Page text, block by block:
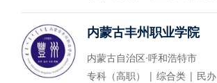
内蒙古丰州职业学院
内蒙古自治区·呼和浩特市
专科（高职） | 综合类 | 民办